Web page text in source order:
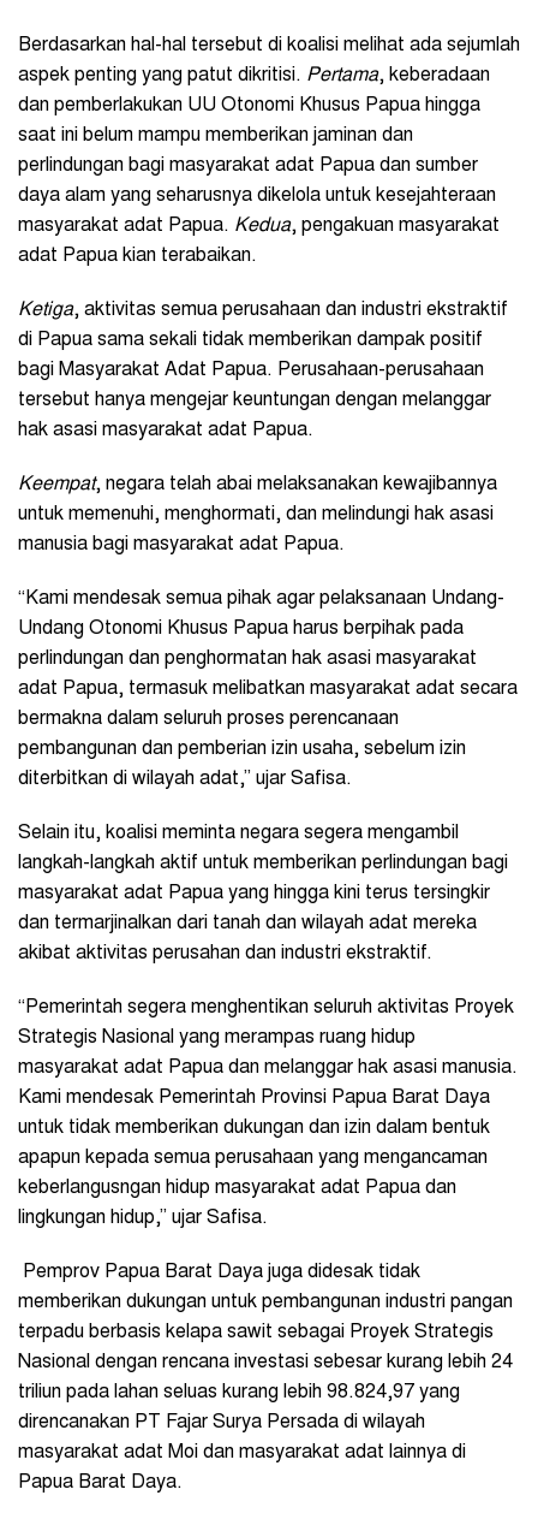
Berdasarkan hal-hal tersebut di koalisi melihat ada sejumlah
aspek penting yang patut dikritisi. Pertama, keberadaan
dan pemberlakukan UU Otonomi Khusus Papua hingga
saat ini belum mampu memberikan jaminan dan
perlindungan bagi masyarakat adat Papua dan sumber
daya alam yang seharusnya dikelola untuk kesejahteraan
masyarakat adat Papua. Kedua, pengakuan masyarakat
adat Papua kian terabaikan.
Ketiga, aktivitas semua perusahaan dan industri ekstraktif
di Papua sama sekali tidak memberikan dampak positif
bagi Masyarakat Adat Papua. Perusahaan-perusahaan
tersebut hanya mengejar keuntungan dengan melanggar
hak asasi masyarakat adat Papua.
Keempat, negara telah abai melaksanakan kewajibannya
untuk memenuhi, menghormati, dan melindungi hak asasi
manusia bagi masyarakat adat Papua.
“Kami mendesak semua pihak agar pelaksanaan Undang-
Undang Otonomi Khusus Papua harus berpihak pada
perlindungan dan penghormatan hak asasi masyarakat
adat Papua, termasuk melibatkan masyarakat adat secara
bermakna dalam seluruh proses perencanaan
pembangunan dan pemberian izin usaha, sebelum izin
diterbitkan di wilayah adat,” ujar Safisa.
Selain itu, koalisi meminta negara segera mengambil
langkah-langkah aktif untuk memberikan perlindungan bagi
masyarakat adat Papua yang hingga kini terus tersingkir
dan termarjinalkan dari tanah dan wilayah adat mereka
akibat aktivitas perusahan dan industri ekstraktif.
“Pemerintah segera menghentikan seluruh aktivitas Proyek
Strategis Nasional yang merampas ruang hidup
masyarakat adat Papua dan melanggar hak asasi manusia.
Kami mendesak Pemerintah Provinsi Papua Barat Daya
untuk tidak memberikan dukungan dan izin dalam bentuk
apapun kepada semua perusahaan yang mengancaman
keberlangusngan hidup masyarakat adat Papua dan
lingkungan hidup,” ujar Safisa.
Pemprov Papua Barat Daya juga didesak tidak
memberikan dukungan untuk pembangunan industri pangan
terpadu berbasis kelapa sawit sebagai Proyek Strategis
Nasional dengan rencana investasi sebesar kurang lebih 24
triliun pada lahan seluas kurang lebih 98.824,97 yang
direncanakan PT Fajar Surya Persada di wilayah
masyarakat adat Moi dan masyarakat adat lainnya di
Papua Barat Daya.